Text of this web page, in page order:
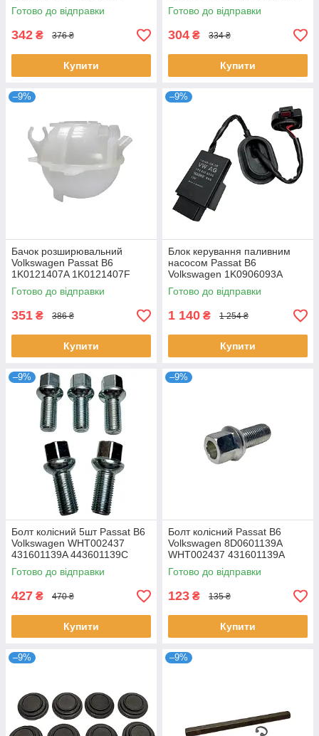
Готово до відправки
342 ₴ 376 ₴
Купити
Готово до відправки
304 ₴ 334 ₴
Купити
–9%
Бачок розширювальний
Volkswagen Passat B6
1K0121407A 1K0121407F
Готово до відправки
351 ₴ 386 ₴
Купити
–9%
Блок керування паливним
насосом Passat B6
Volkswagen 1K0906093A
1K0906093D 1K0906093E
Готово до відправки
1 140 ₴ 1 254 ₴
Купити
–9%
Болт колісний 5шт Passat B6
Volkswagen WHT002437
431601139A 443601139C
Готово до відправки
427 ₴ 470 ₴
Купити
–9%
Болт колісний Passat B6
Volkswagen 8D0601139A
WHT002437 431601139A
443601139C 443601139A
Готово до відправки
123 ₴ 135 ₴
Купити
–9% –9%